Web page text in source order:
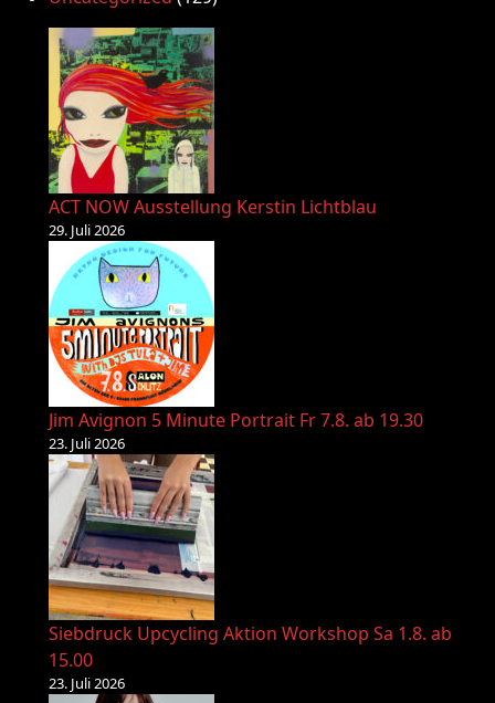
ACT NOW Ausstellung Kerstin Lichtblau
29. Juli 2026
Jim Avignon 5 Minute Portrait Fr 7.8. ab 19.30
23. Juli 2026
Siebdruck Upcycling Aktion Workshop Sa 1.8. ab
15.00
23. Juli 2026